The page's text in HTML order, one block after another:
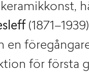
en
för första